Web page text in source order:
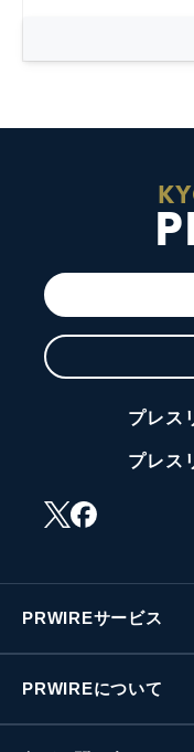
プレス
プレス
PRWIREサービス
PRWIREについて